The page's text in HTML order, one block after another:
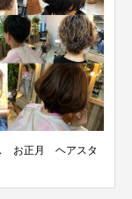
お正月 ヘアスタ